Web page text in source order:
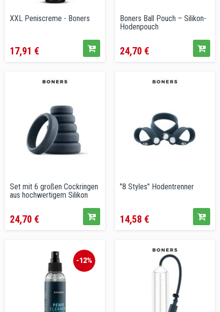
XXL Peniscreme - Boners
17,91 €
Boners Ball Pouch – Silikon-
Hodenpouch
24,70 €
Set mit 6 großen Cockringen
aus hochwertigem Silikon
24,70 €
"8 Styles" Hodentrenner
14,58 €
-12%